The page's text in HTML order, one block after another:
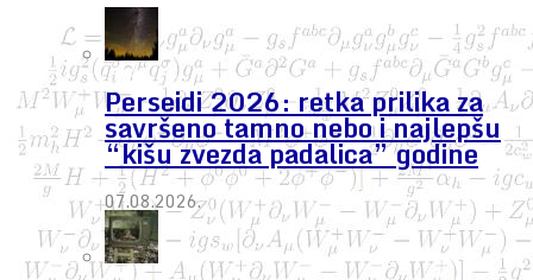
Perseidi 2026: retka prilika za
savršeno tamno nebo i najlepšu
“kišu zvezda padalica” godine
07.08.2026.